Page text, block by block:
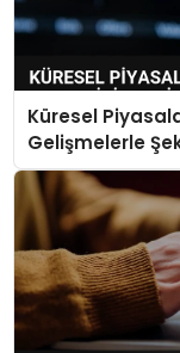
Küresel
Gelişmelerle